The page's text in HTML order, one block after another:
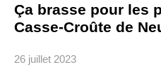
Ça brasse pour les
Casse-Croûte de
26 juillet 2023